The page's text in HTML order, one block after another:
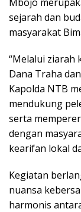
sejarah dan
masyarakat
“Melalui ziarah
Dana Traha
Kapolda NTB
mendukung
serta
dengan
kearifan lokal
Kegiatan
nuansa
harmonis